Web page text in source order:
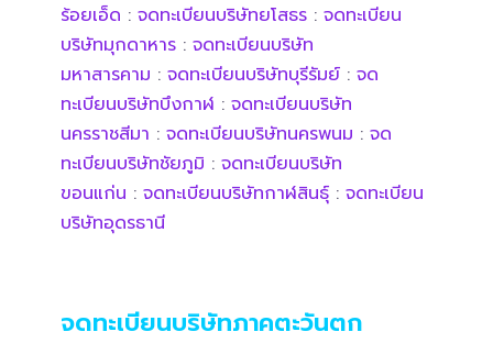
ร้อยเอ็ด : จดทะเบียนบริษัทยโสธร : จดทะเบียน
บริษัทมุกดาหาร : จดทะเบียนบริษัท
มหาสารคาม : จดทะเบียนบริษัทบุรีรัมย์ : จด
ทะเบียนบริษัทบึงกาฬ : จดทะเบียนบริษัท
นครราชสีมา : จดทะเบียนบริษัทนครพนม : จด
ทะเบียนบริษัทชัยภูมิ : จดทะเบียนบริษัท
ขอนแก่น : จดทะเบียนบริษัทกาฬสินธุ์ : จดทะเบียน
บริษัทอุดรธานี
จดทะเบียนบริษัทภาคตะวันตก